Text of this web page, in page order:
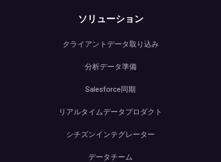
ソリューション
クライアントデータ取り込み
分析データ準備
Salesforce同期
リアルタイムデータプロダクト
シチズンインテグレーター
データチーム